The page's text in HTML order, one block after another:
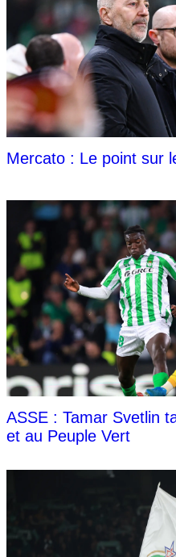
Mercato : Le point sur
ASSE : Tamar Svetlin
et au Peuple Vert